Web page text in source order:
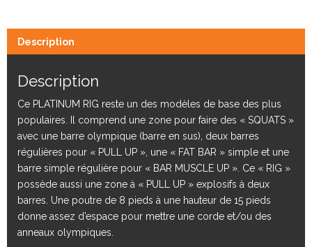
Description
Description
Ce PLATINUM RIG reste un des modèles de base des plus
populaires. Il comprend une zone pour faire des « SQUATS »
avec une barre olympique (barre en sus), deux barres
régulières pour « PULL UP », une « FAT BAR » simple et une
barre simple régulière pour « BAR MUSCLE UP ». Ce « RIG »
possède aussi une zone à « PULL UP » explosifs à deux
barres. Une poutre de 8 pieds à une hauteur de 15 pieds
donne assez d’espace pour mettre une corde et/ou des
anneaux olympiques.